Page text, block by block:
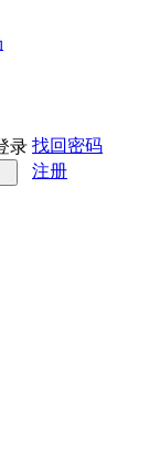
录 找回密码
注册